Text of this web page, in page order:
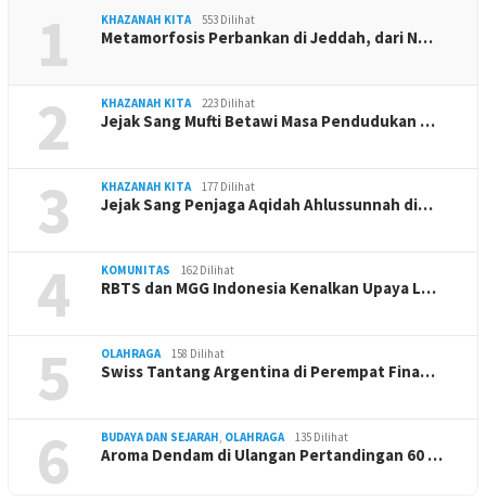
1 KHAZANAH KITA 553 Dilihat
Metamorfosis Perbankan di Jeddah, dari N…
2 KHAZANAH KITA 223 Dilihat
Jejak Sang Mufti Betawi Masa Pendudukan …
3 KHAZANAH KITA 177 Dilihat
Jejak Sang Penjaga Aqidah Ahlussunnah di…
4 KOMUNITAS 162 Dilihat
RBTS dan MGG Indonesia Kenalkan Upaya L…
5 OLAHRAGA 158 Dilihat
Swiss Tantang Argentina di Perempat Fina…
6 BUDAYA DAN SEJARAH OLAHRAGA 135 Dilihat
Aroma Dendam di Ulangan Pertandingan 60 …